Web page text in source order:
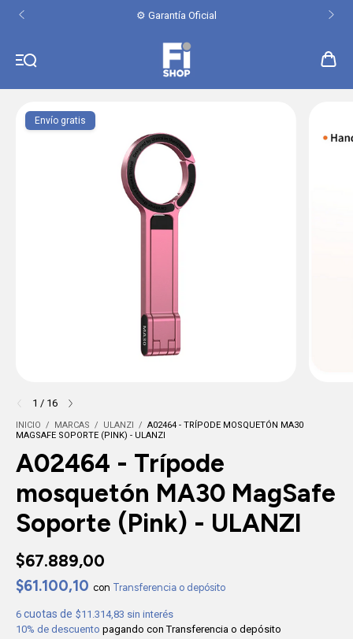
⚙️ Garantía Oficial
Envío gratis
1 / 16
INICIO / MARCAS / ULANZI / A02464 - TRÍPODE MOSQUETÓN MA30
MAGSAFE SOPORTE (PINK) - ULANZI
A02464 - Trípode
mosquetón MA30 MagSafe
Soporte (Pink) - ULANZI
$67.889,00
$61.100,10 con Transferencia o depósito
6 $11.314,83 sin interés
10% de descuento pagando con Transferencia o depósito